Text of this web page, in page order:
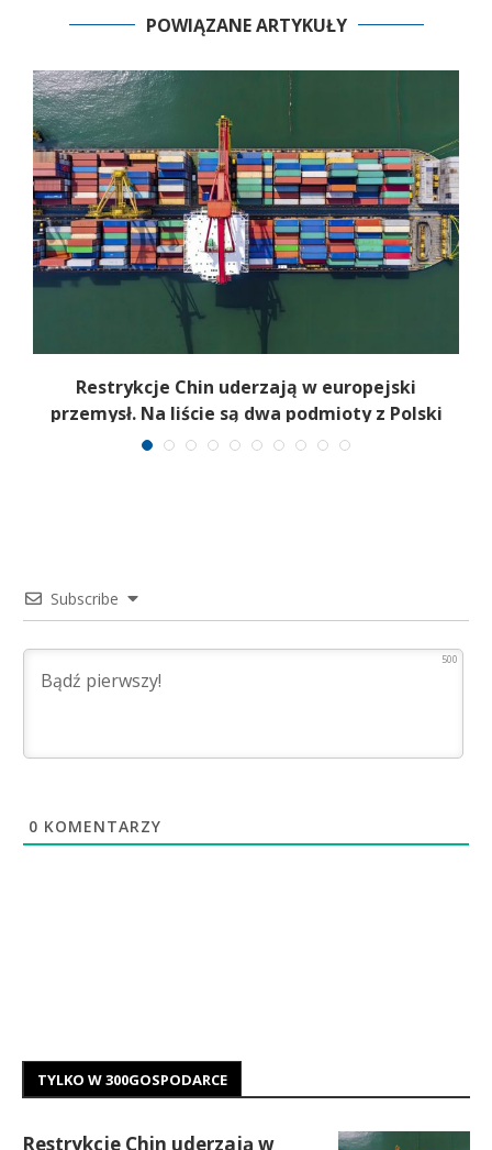
POWIĄZANE ARTYKUŁY
Restrykcje Chin uderzają w europejski
przemysł. Na liście są dwa podmioty z Polski
Subscribe
500
0 KOMENTARZY
TYLKO W 300GOSPODARCE
Restrykcje Chin uderzają w